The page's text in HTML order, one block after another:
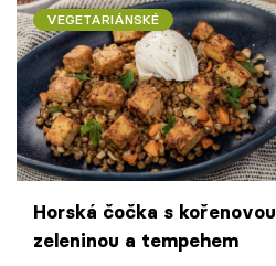
VEGETARIÁNSKÉ
Horská čočka s kořenovou
zeleninou a tempehem